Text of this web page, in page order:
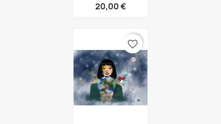
20,00 €
favorite_border